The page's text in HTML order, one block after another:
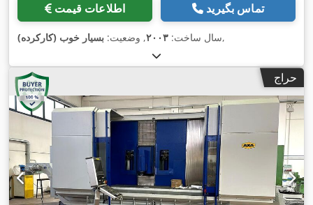
اطلاعات قیمت تماس بگیرید
سال ساخت: ۲۰۰۳, وضعیت: بسیار خوب (کارکرده) ,
حراج